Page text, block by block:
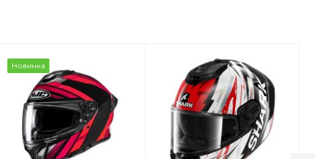
Новинка